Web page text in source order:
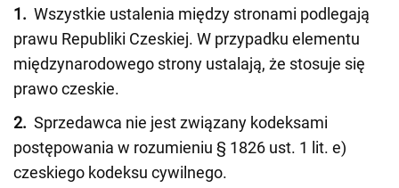
1. Wszystkie ustalenia między stronami podlegają
prawu Republiki Czeskiej. W przypadku elementu
międzynarodowego strony ustalają, że stosuje się
prawo czeskie.
2. Sprzedawca nie jest związany kodeksami
postępowania w rozumieniu § 1826 ust. 1 lit. e)
czeskiego kodeksu cywilnego.